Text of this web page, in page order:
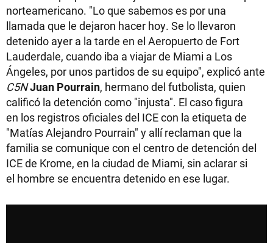
norteamericano. "Lo que sabemos es por una
llamada que le dejaron hacer hoy. Se lo llevaron
detenido ayer a la tarde en el Aeropuerto de Fort
Lauderdale, cuando iba a viajar de Miami a Los
Ángeles, por unos partidos de su equipo", explicó ante
C5NJuan Pourrain, hermano del futbolista, quien
calificó la detención como "injusta". El caso figura
en los registros oficiales del ICE con la etiqueta de
"Matías Alejandro Pourrain" y allí reclaman que la
familia se comunique con el centro de detención del
ICE de Krome, en la ciudad de Miami, sin aclarar si
el hombre se encuentra detenido en ese lugar.